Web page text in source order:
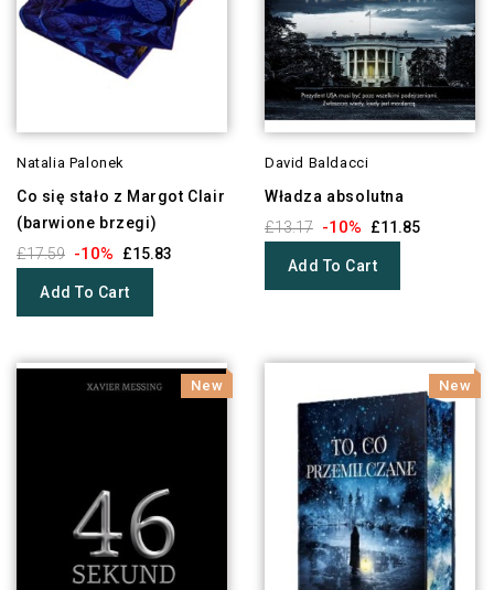
Natalia Palonek
Co się stało z Margot Clair
(barwione brzegi)
£17.59 -10% £15.83
Add To Cart
David Baldacci
Władza absolutna
£13.17 -10% £11.85
Add To Cart
New New